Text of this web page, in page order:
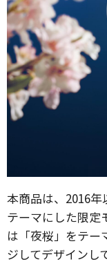
本商品は、2016
テーマにした限定
は「夜桜」をテー
ジしてデザインし